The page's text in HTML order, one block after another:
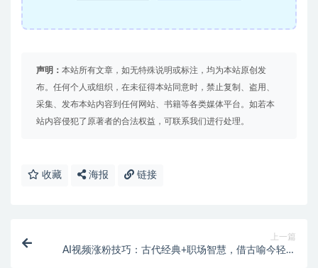
声明： 本站所有文章，如无特殊说明或标注，均为本站原创发
布。任何个人或组织，在未征得本站同意时，禁止复制、盗用、
采集、发布本站内容到任何网站、书籍等各类媒体平台。如若本
站内容侵犯了原著者的合法权益，可联系我们进行处理。
收藏 海报 链接
上一篇
AI视频涨粉技巧：古代经典+职场智慧，借古喻今轻松